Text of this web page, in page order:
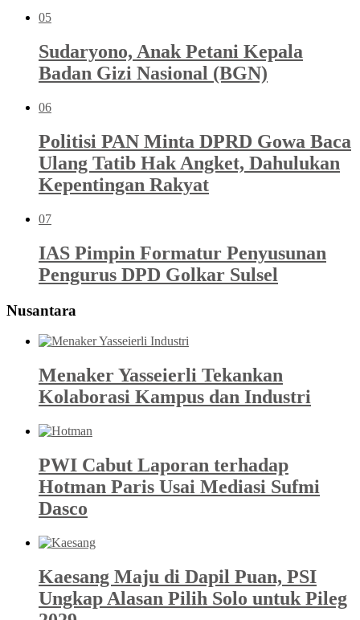
05
Sudaryono, Anak Petani Kepala
Badan Gizi Nasional (BGN)
06
Politisi PAN Minta DPRD Gowa Baca
Ulang Tatib Hak Angket, Dahulukan
Kepentingan Rakyat
07
IAS Pimpin Formatur Penyusunan
Pengurus DPD Golkar Sulsel
Nusantara
Menaker Yasseierli Tekankan
Kolaborasi Kampus dan Industri
PWI Cabut Laporan terhadap
Hotman Paris Usai Mediasi Sufmi
Dasco
Kaesang Maju di Dapil Puan, PSI
Ungkap Alasan Pilih Solo untuk Pileg